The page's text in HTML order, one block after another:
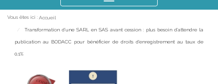
le
Vous êtes ici : Accueil
Transformation d’une SARL en SAS avant cession : plus besoin d’attendre la
publication au BODACC pour bénéficier de droits d’enregistrement au taux de
0,1%